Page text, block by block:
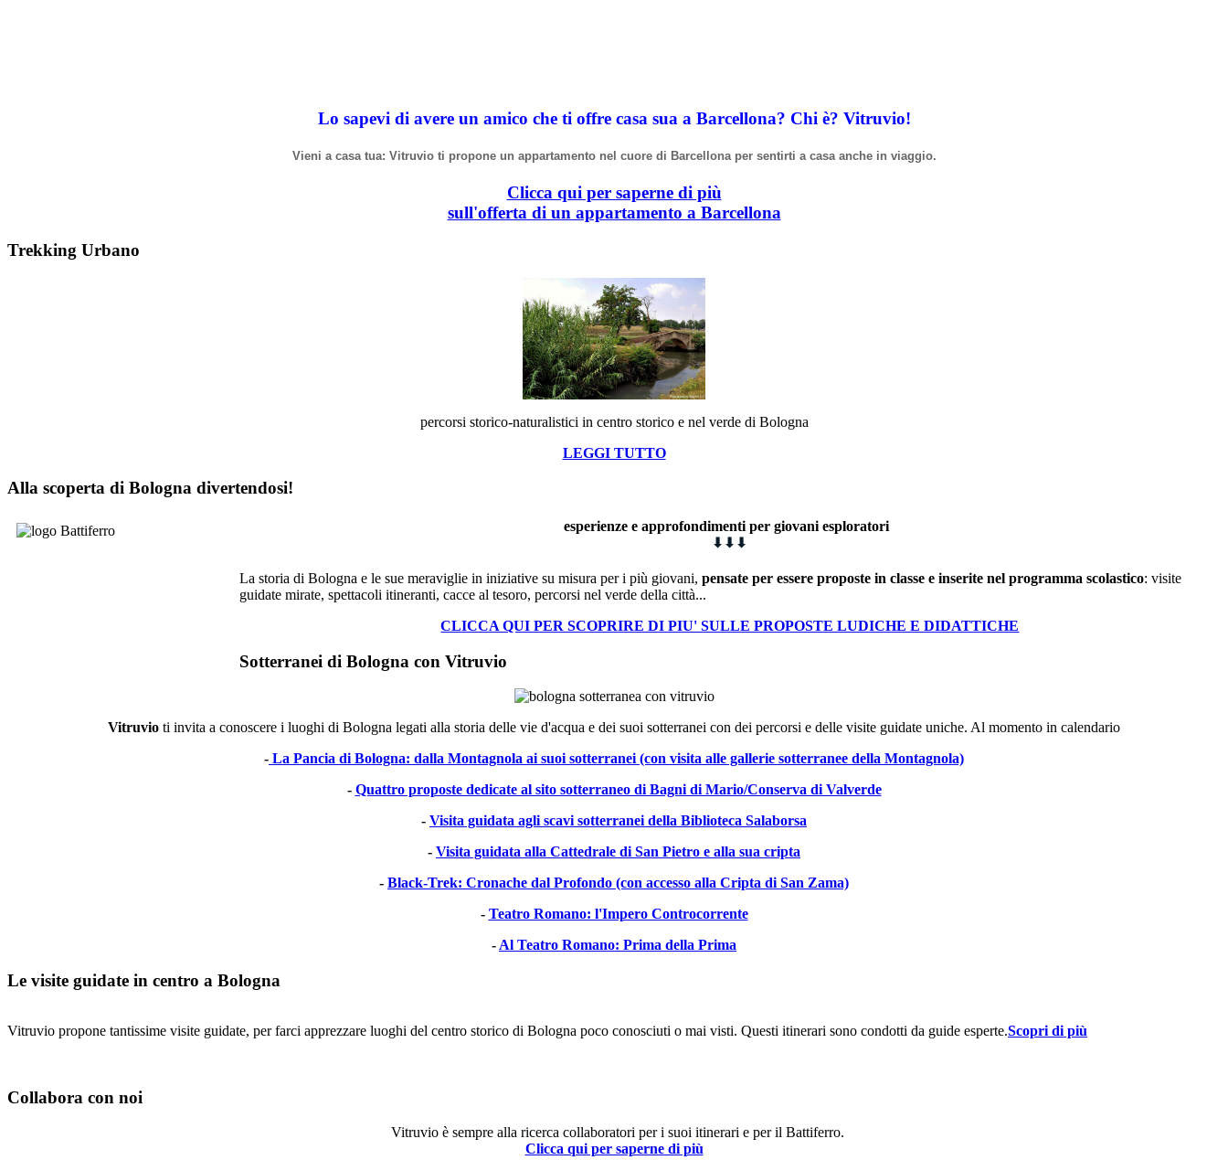
Lo sapevi di avere un amico che ti offre casa sua a Barcellona? Chi è? Vitruvio!
Vieni a casa tua: Vitruvio ti propone un appartamento nel cuore di Barcellona per sentirti a casa anche in viaggio.
Clicca qui per saperne di più
sull'offerta di un appartamento a Barcellona
Trekking Urbano
percorsi storico-naturalistici in centro storico e nel verde di Bologna
LEGGI TUTTO
Alla scoperta di Bologna divertendosi!
esperienze e approfondimenti per giovani esploratori
⬇ ⬇ ⬇
La storia di Bologna e le sue meraviglie in iniziative su misura per i più giovani, pensate per essere proposte in classe e inserite nel programma scolastico: visite
guidate mirate, spettacoli itineranti, cacce al tesoro, percorsi nel verde della città...
CLICCA QUI PER SCOPRIRE DI PIU' SULLE PROPOSTE LUDICHE E DIDATTICHE
Sotterranei di Bologna con Vitruvio
Vitruvio ti invita a conoscere i luoghi di Bologna legati alla storia delle vie d'acqua e dei suoi sotterranei con dei percorsi e delle visite guidate uniche. Al momento in calendario
- La Pancia di Bologna: dalla Montagnola ai suoi sotterranei (con visita alle gallerie sotterranee della Montagnola)
- Quattro proposte dedicate al sito sotterraneo di Bagni di Mario/Conserva di Valverde
- Visita guidata agli scavi sotterranei della Biblioteca Salaborsa
- Visita guidata alla Cattedrale di San Pietro e alla sua cripta
- Black-Trek: Cronache dal Profondo (con accesso alla Cripta di San Zama)
- Teatro Romano: l'Impero Controcorrente
-Al Teatro Romano: Prima della Prima
Le visite guidate in centro a Bologna
Vitruvio propone tantissime visite guidate, per farci apprezzare luoghi del centro storico di Bologna poco conosciuti o mai visti. Questi itinerari sono condotti da guide esperte.Scopri di più
Collabora con noi
Vitruvio è sempre alla ricerca collaboratori per i suoi itinerari e per il Battiferro.
Clicca qui per saperne di più